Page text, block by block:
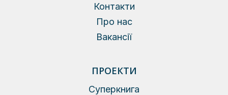
Контакти
Про нас
Вакансії
ПРОЕКТИ
Суперкнига